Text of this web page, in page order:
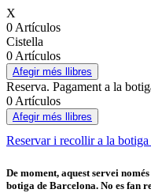
X
0 Artículos
Cistella
0 Artículos
Afegir més llibres
Reserva. Pagament a la
0 Artículos
Afegir més llibres
Reservar i recollir a la
De moment, aquest servei
botiga de Barcelona. No es fan